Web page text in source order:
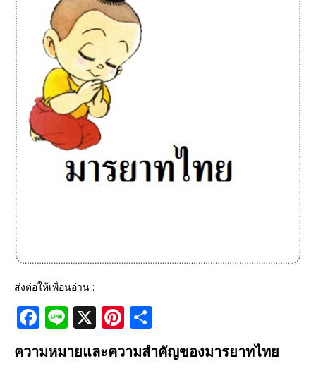
ส่งต่อให้เพื่อนอ่าน :
F
a
c
Li
n
e
X Pi
n
te
h
ar
ความหมายและความสำคัญของมารยาทไทย